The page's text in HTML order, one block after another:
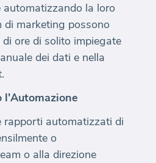
la loro
di marketing possono
ore di solito impiegate
dei dati e nella
rapporti automatizzati di
o
o alla direzione